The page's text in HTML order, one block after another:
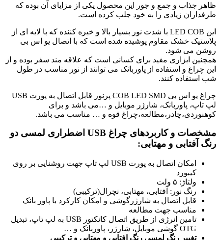
ظاهر جذاب و جمع و جور این محصول یکی از مزایای آن بوده که
طرفداران زیادی را به خود جلب کرده است.
این LED COB با شدت نور بسیار بالا و خیره کننده که با لایه ای از
پلاستیک خشک مقاوم پوشیده شده است که با اتصال یو اس بی
روشن می شود.
همچنین ابزاری مفید برای کسانی است که علاقه مند سفر بوده و از
این چراغ و استفاده از پاوربانک می توانند از نور مناسب در طول
شب استفاده کنند.
چراغ یو اس بی COB LED SMD پرنور قابل اتصال به پورت USB
لپ تاپ، پاوربانک، شارژر موبایل و …می باشد و برای
کوهنوردی،چادر،مطالعه،چراغ قوه و … مناسب می باشد.
مشخصات و کاربردهای چراغ USB اضطراری لمسی دو
رنگ آفتابی و مهتابی:
امکان اتصال به پورت USB لپ تاپ جهت روشنایی بر روی
کیبورد
ولتاژ: ۵ ولت
رنگ نور: آفتابی، مهتابی، نچرال(ترکیبی)
قابل اتصال به شارژرگوشی و امکان کارکرد با پاور بانک
مناسب جهت مطالعه
تامین انرژی از طریق اتصال کانکتور USB به لپ تاپ، تبدیل
OTG گوشی موبایل، شارژر، پاوربانک و …
تغییر رنگ لمسی رنگ افتابی و مهتابی و ترکیبی